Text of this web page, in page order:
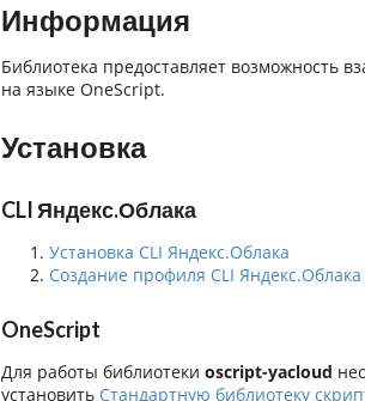
Информация
Библиотека предоставляет возможность
на языке OneScript.
Установка
CLI Яндекс.Облака
Установка CLI Яндекс.Облака
Создание профиля CLI
OneScript
Для работы библиотеки oscript-yacloud
установить Стандартную библиотеку